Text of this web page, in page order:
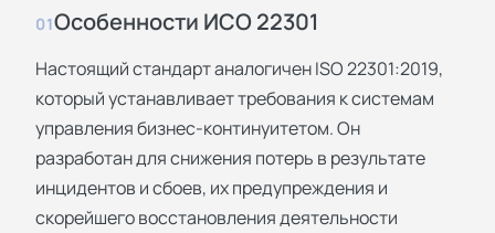
01Особенности ИСО 22301
Настоящий стандарт аналогичен ISO 22301:2019,
который устанавливает требования к системам
управления бизнес-континуитетом. Он
разработан для снижения потерь в результате
инцидентов и сбоев, их предупреждения и
скорейшего восстановления деятельности